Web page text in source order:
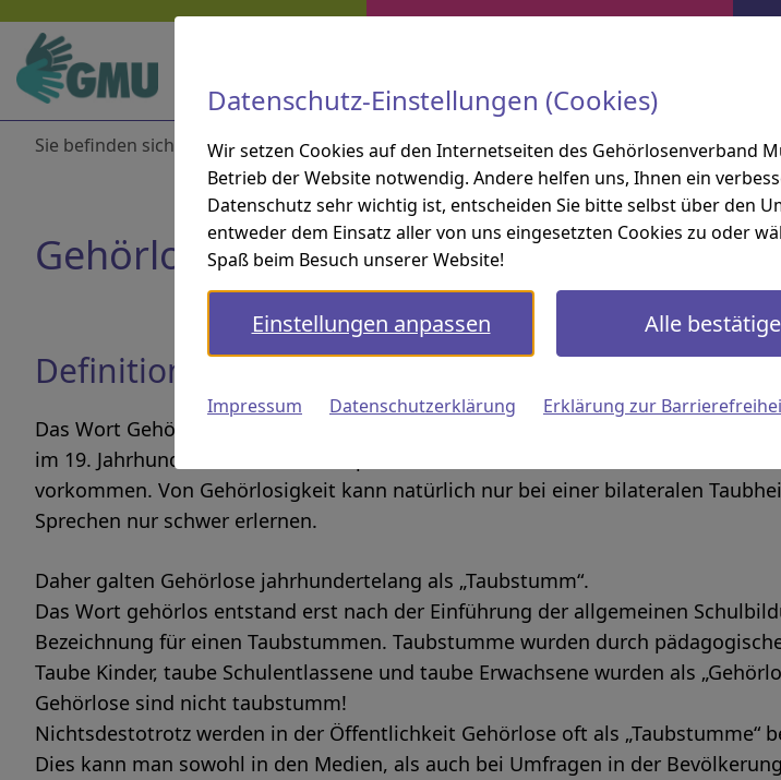
Datenschutz-Einstellungen (Cookies)
Wir setzen Cookies auf den Internetseiten des Gehörlosenverband
Betrieb der Website notwendig. Andere helfen uns, Ihnen ein
Datenschutz sehr wichtig ist, entscheiden Sie bitte selbst über den
entweder dem Einsatz aller von uns eingesetzten Cookies zu oder
Spaß beim Besuch unserer Website!
Einstellungen anpassen Alle
Impressum Datenschutzerklärung Erklärung zur
Navigation und Service
Direkt zu:
Zur Hauptnavigation springen
Zur Suche springen
Zum Inhalt springen
Zu den Service-Informationen springen
Sie befinden sich hier: Startseite Gebärdensprache Gehörlosigkeit
Gehörlosigkeit
Definition und Abgrenzung des Begriffs
Das Wort Gehörlosigkeit bezeichnet laut Wikipedia das vollständige oder
im 19. Jahrhundert im deutschen Sprachraum verwendet. Heute steht er oft
vorkommen. Von Gehörlosigkeit kann natürlich nur bei einer bilateralen
Sprechen nur schwer erlernen.
Daher galten Gehörlose jahrhundertelang als „Taubstumm“.
Das Wort gehörlos entstand erst nach der Einführung der allgemeinen
Bezeichnung für einen Taubstummen. Taubstumme wurden durch
Taube Kinder, taube Schulentlassene und taube Erwachsene wurden als
Gehörlose sind nicht taubstumm!
Nichtsdestotrotz werden in der Öffentlichkeit Gehörlose oft als „Taubstumme“
Dies kann man sowohl in den Medien, als auch bei Umfragen in der